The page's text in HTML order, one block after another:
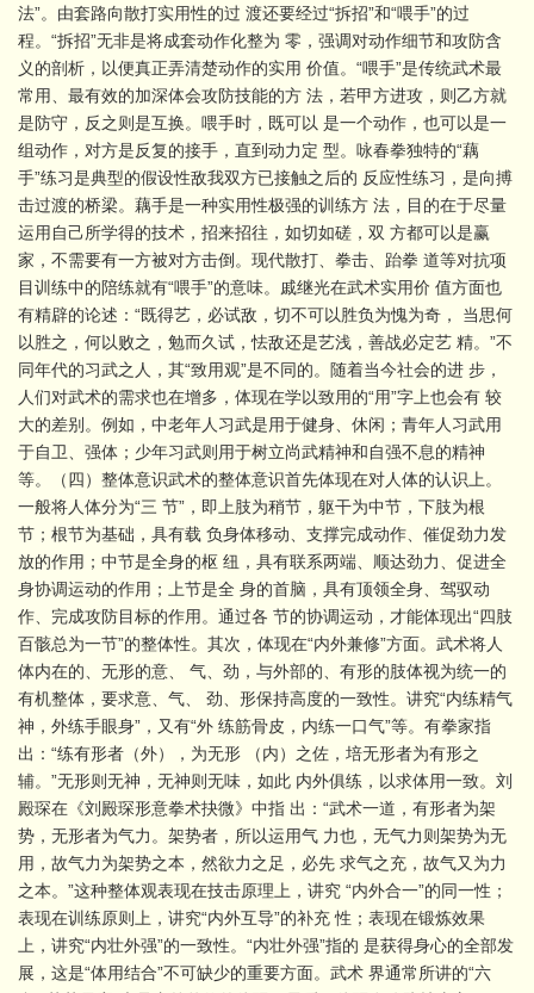
法”。由套路向散打实用性的过 渡还要经过“拆招”和“喂手”的过
程。“拆招”无非是将成套动作化整为 零，强调对动作细节和攻防含
义的剖析，以便真正弄清楚动作的实用 价值。“喂手”是传统武术最
常用、最有效的加深体会攻防技能的方 法，若甲方进攻，则乙方就
是防守，反之则是互换。喂手时，既可以 是一个动作，也可以是一
组动作，对方是反复的接手，直到动力定 型。咏春拳独特的“藕
手”练习是典型的假设性敌我双方已接触之后的 反应性练习，是向搏
击过渡的桥梁。藕手是一种实用性极强的训练方 法，目的在于尽量
运用自己所学得的技术，招来招往，如切如磋，双 方都可以是赢
家，不需要有一方被对方击倒。现代散打、拳击、跆拳 道等对抗项
目训练中的陪练就有“喂手”的意味。戚继光在武术实用价 值方面也
有精辟的论述：“既得艺，必试敌，切不可以胜负为愧为奇， 当思何
以胜之，何以败之，勉而久试，怯敌还是艺浅，善战必定艺 精。”不
同年代的习武之人，其“致用观”是不同的。随着当今社会的进 步，
人们对武术的需求也在增多，体现在学以致用的“用”字上也会有 较
大的差别。例如，中老年人习武是用于健身、休闲；青年人习武用
于自卫、强体；少年习武则用于树立尚武精神和自强不息的精神
等。（四）整体意识武术的整体意识首先体现在对人体的认识上。
一般将人体分为“三 节”，即上肢为稍节，躯干为中节，下肢为根
节；根节为基础，具有载 负身体移动、支撑完成动作、催促劲力发
放的作用；中节是全身的枢 纽，具有联系两端、顺达劲力、促进全
身协调运动的作用；上节是全 身的首脑，具有顶领全身、驾驭动
作、完成攻防目标的作用。通过各 节的协调运动，才能体现出“四肢
百骸总为一节”的整体性。其次，体现在“内外兼修”方面。武术将人
体内在的、无形的意、 气、劲，与外部的、有形的肢体视为统一的
有机整体，要求意、气、 劲、形保持高度的一致性。讲究“内练精气
神，外练手眼身”，又有“外 练筋骨皮，内练一口气”等。有拳家指
出：“练有形者（外），为无形 （内）之佐，培无形者为有形之
辅。”无形则无神，无神则无味，如此 内外俱练，以求体用一致。刘
殿琛在《刘殿琛形意拳术抉微》中指 出：“武术一道，有形者为架
势，无形者为气力。架势者，所以运用气 力也，无气力则架势为无
用，故气力为架势之本，然欲力之足，必先 求气之充，故气又为力
之本。”这种整体观表现在技击原理上，讲究 “内外合一”的同一性；
表现在训练原则上，讲究“内外互导”的补充 性；表现在锻炼效果
上，讲究“内壮外强”的一致性。“内壮外强”指的 是获得身心的全部发
展，这是“体用结合”不可缺少的重要方面。武术 界通常所讲的“六